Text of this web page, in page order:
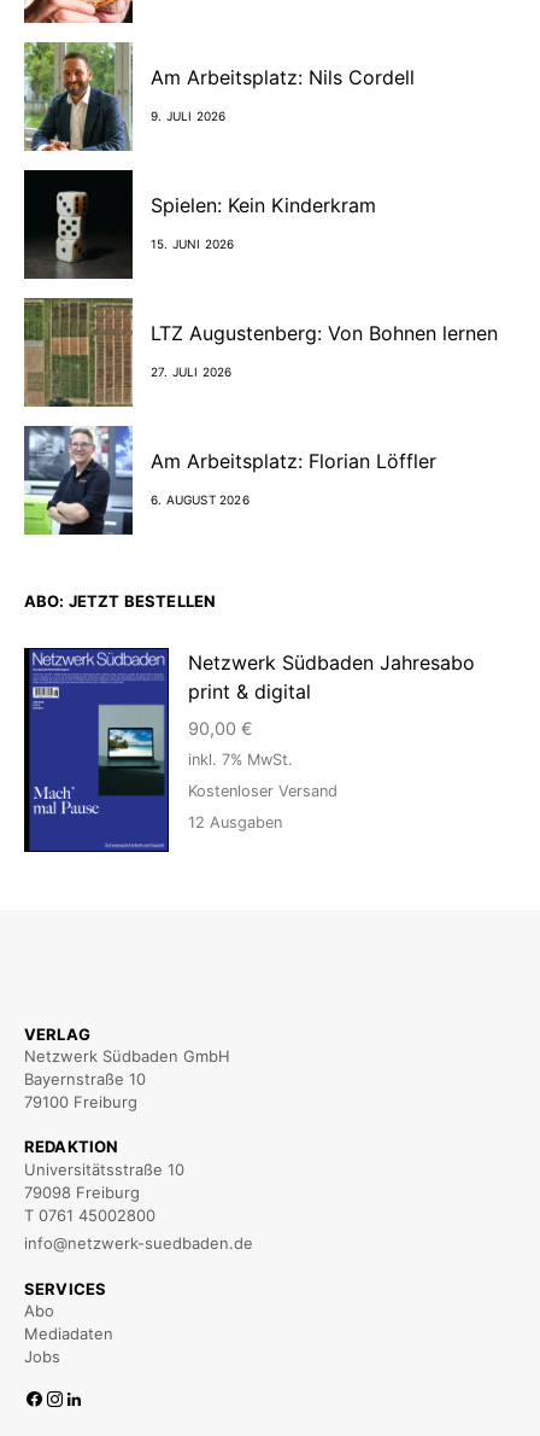
Am Arbeitsplatz: Nils Cordell
9. JULI 2026
Spielen: Kein Kinderkram
15. JUNI 2026
LTZ Augustenberg: Von Bohnen lernen
27. JULI 2026
Am Arbeitsplatz: Florian Löffler
6. AUGUST 2026
ABO: JETZT BESTELLEN
Netzwerk Südbaden Jahresabo
print & digital
90,00 €
inkl. 7% MwSt.
Kostenloser Versand
12 Ausgaben
VERLAG
Netzwerk Südbaden GmbH
Bayernstraße 10
79100 Freiburg
REDAKTION
Universitätsstraße 10
79098 Freiburg
T 0761 45002800
info@netzwerk-suedbaden.de
SERVICES
Abo
Mediadaten
Jobs